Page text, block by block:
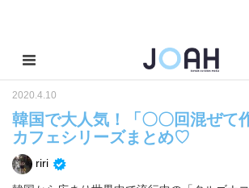
2020.4.10
韓国で大人気！「〇〇回混ぜて
カフェシリーズまとめ♡
riri